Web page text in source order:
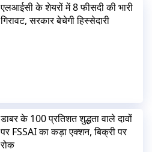
एलआईसी के शेयरों में 8 फीसदी की भारी
गिरावट, सरकार बेचेगी हिस्सेदारी
डाबर के 100 प्रतिशत शुद्धता वाले दावों
पर FSSAI का कड़ा एक्शन, बिक्री पर
रोक